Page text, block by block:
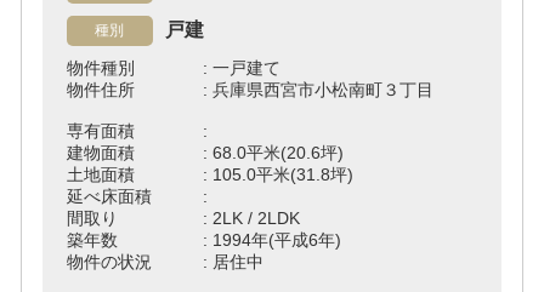
種別 戸建
物件種別 : 一戸建て
物件住所 : 兵庫県西宮市小松南町３丁目
専有面積 :
建物面積 : 68.0平米(20.6坪)
土地面積 : 105.0平米(31.8坪)
延べ床面積 :
間取り : 2LK / 2LDK
築年数 : 1994年(平成6年)
物件の状況 : 居住中